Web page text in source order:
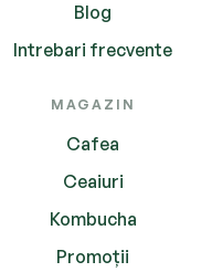
Blog
Intrebari frecvente
MAGAZIN
Cafea
Ceaiuri
Kombucha
Promoții